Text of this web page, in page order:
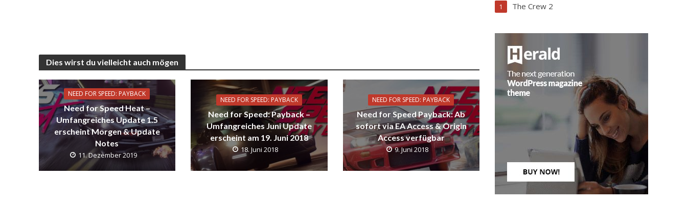
Dies wirst du vielleicht auch mögen
NEED FOR SPEED: PAYBACK
Need for Speed Heat –
Umfangreiches Update 1.5
erscheint Morgen & Update
Notes
11. Dezember 2019
NEED FOR SPEED: PAYBACK
Need for Speed: Payback –
Umfangreiches Juni Update
erscheint am 19. Juni 2018
18. Juni 2018
NEED FOR SPEED: PAYBACK
Need for Speed Payback: Ab
sofort via EA Access & Origin
Access verfügbar
9. Juni 2018
The Crew 2
1